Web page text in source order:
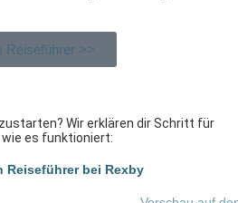
Reiseführer >>
Wir erklären dir Schritt für
es funktioniert:
Reiseführer bei Rexby